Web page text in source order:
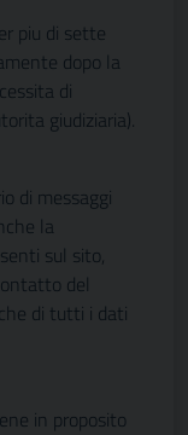
piu di sette
dopo la
di
giudiziaria).
di messaggi
la
sul sito,
del
di tutti i dati
in proposito